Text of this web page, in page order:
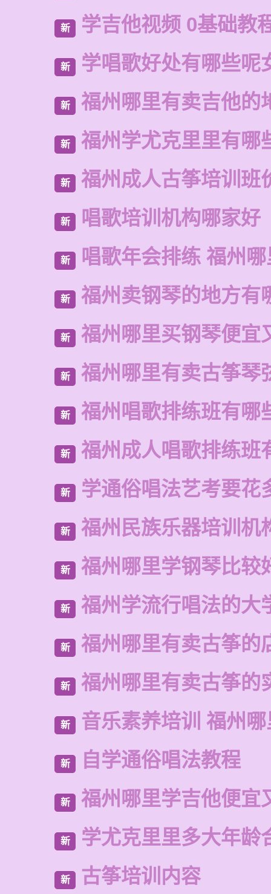
新 学吉他视频 0基础教
新 学唱歌好处有哪些呢
新 福州哪里有卖吉他的
新 福州学尤克里里有哪
新 福州成人古筝培训班
新 唱歌培训机构哪家好
新 唱歌年会排练 福州
新 福州卖钢琴的地方有
新 福州哪里买钢琴便宜
新 福州哪里有卖古筝琴
新 福州唱歌排练班有哪
新 福州成人唱歌排练班
新 学通俗唱法艺考要花
新 福州民族乐器培训机
新 福州哪里学钢琴比较
新 福州学流行唱法的大
新 福州哪里有卖古筝的
新 福州哪里有卖古筝的
新 音乐素养培训 福州
新 自学通俗唱法教程
新 福州哪里学吉他便宜
新 学尤克里里多大年龄
新 古筝培训内容